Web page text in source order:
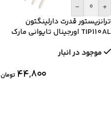
-
+
ترانزیستور قدرت دارلینگتون
TIP110AL اورجینال تایوانی مارک
موجود در انبار
۴۴,۸۰۰ تومان